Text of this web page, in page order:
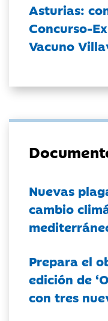
Asturias:
Concurso-
Vacuno
Nuevas
cambio
Prepara el
edición de
con tres